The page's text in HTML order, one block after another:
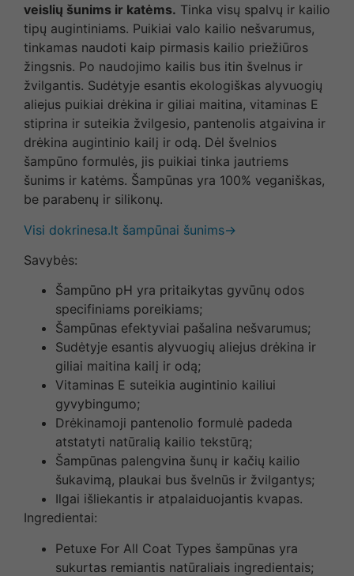
veislių šunims ir katėms. Tinka visų spalvų ir kailio
tipų augintiniams. Puikiai valo kailio nešvarumus,
tinkamas naudoti kaip pirmasis kailio priežiūros
žingsnis. Po naudojimo kailis bus itin švelnus ir
žvilgantis. Sudėtyje esantis ekologiškas alyvuogių
aliejus puikiai drėkina ir giliai maitina, vitaminas E
stiprina ir suteikia žvilgesio, pantenolis atgaivina ir
drėkina augintinio kailį ir odą. Dėl švelnios
šampūno formulės, jis puikiai tinka jautriems
šunims ir katėms. Šampūnas yra 100% veganiškas,
be parabenų ir silikonų.
Visi dokrinesa.lt šampūnai šunims→
Savybės:
Šampūno pH yra pritaikytas gyvūnų odos
specifiniams poreikiams;
Šampūnas efektyviai pašalina nešvarumus;
Sudėtyje esantis alyvuogių aliejus drėkina ir
giliai maitina kailį ir odą;
Vitaminas E suteikia augintinio kailiui
gyvybingumo;
Drėkinamoji pantenolio formulė padeda
atstatyti natūralią kailio tekstūrą;
Šampūnas palengvina šunų ir kačių kailio
šukavimą, plaukai bus švelnūs ir žvilgantys;
Ilgai išliekantis ir atpalaiduojantis kvapas.
Ingredientai:
Petuxe For All Coat Types šampūnas yra
sukurtas remiantis natūraliais ingredientais;